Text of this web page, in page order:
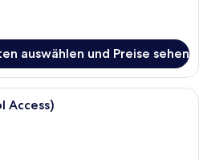
auswählen und Preise sehen
Ein kompakter Wohnraum mit
Access)